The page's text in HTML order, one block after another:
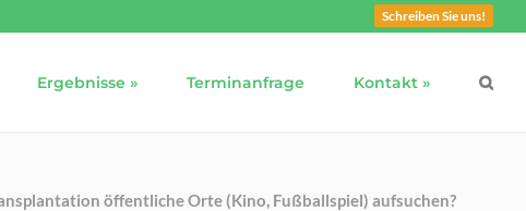
Schreiben Sie uns!
Ergebnisse » Terminanfrage Kontakt »
öffentliche Orte (Kino, Fußballspiel) aufsuchen?